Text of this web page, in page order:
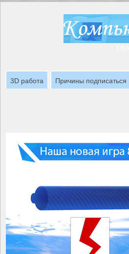
3D работа Причины подписаться